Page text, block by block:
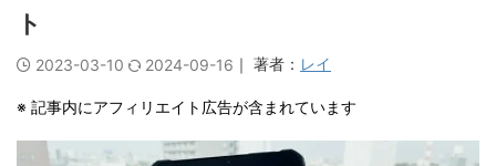
ト
2023-03-10 2024-09-16 ｜ 著者： レイ
※ 記事内にアフィリエイト広告が含まれています